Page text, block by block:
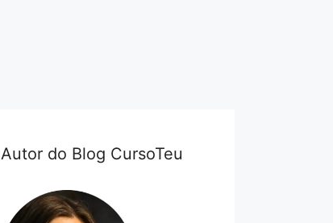
Autor do Blog CursoTeu